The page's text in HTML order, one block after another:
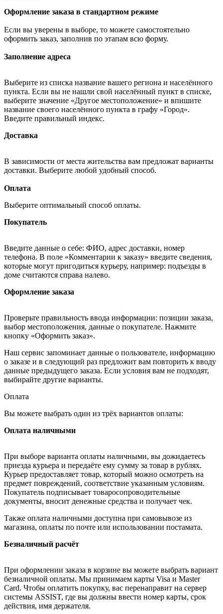
Оформление заказа в стандартном режиме
Если вы уверены в выборе, то можете самостоятельно
оформить заказ, заполнив по этапам всю форму.
Заполнение адреса
Выберите из списка название вашего региона и населённого
пункта. Если вы не нашли свой населённый пункт в списке,
выберите значение «Другое местоположение» и впишите
название своего населённого пункта в графу «Город».
Введите правильный индекс.
Доставка
В зависимости от места жительства вам предложат варианты
доставки. Выберите любой удобный способ.
Оплата
Выберите оптимальный способ оплаты.
Покупатель
Введите данные о себе: ФИО, адрес доставки, номер
телефона. В поле «Комментарии к заказу» введите сведения,
которые могут пригодиться курьеру, например: подъезды в
доме считаются справа налево.
Оформление заказа
Проверьте правильность ввода информации: позиции заказа,
выбор местоположения, данные о покупателе. Нажмите
кнопку «Оформить заказ».
Наш сервис запоминает данные о пользователе, информацию
о заказе и в следующий раз предложит вам повторить к вводу
данные предыдущего заказа. Если условия вам не подходят,
выбирайте другие варианты.
Оплата
Вы можете выбрать один из трёх вариантов оплаты:
Оплата наличными
При выборе варианта оплаты наличными, вы дожидаетесь
приезда курьера и передаёте ему сумму за товар в рублях.
Курьер предоставляет товар, который можно осмотреть на
предмет повреждений, соответствие указанным условиям.
Покупатель подписывает товаросопроводительные
документы, вносит денежные средства и получает чек.
Также оплата наличными доступна при самовывозе из
магазина, оплаты по почте или использовании постамата.
Безналичный расчёт
При оформлении заказа в корзине вы можете выбрать вариант
безналичной оплаты. Мы принимаем карты Visa и Master
Card. Чтобы оплатить покупку, вас перенаправит на сервер
системы ASSIST, где вы должны ввести номер карты, срок
действия, имя держателя.